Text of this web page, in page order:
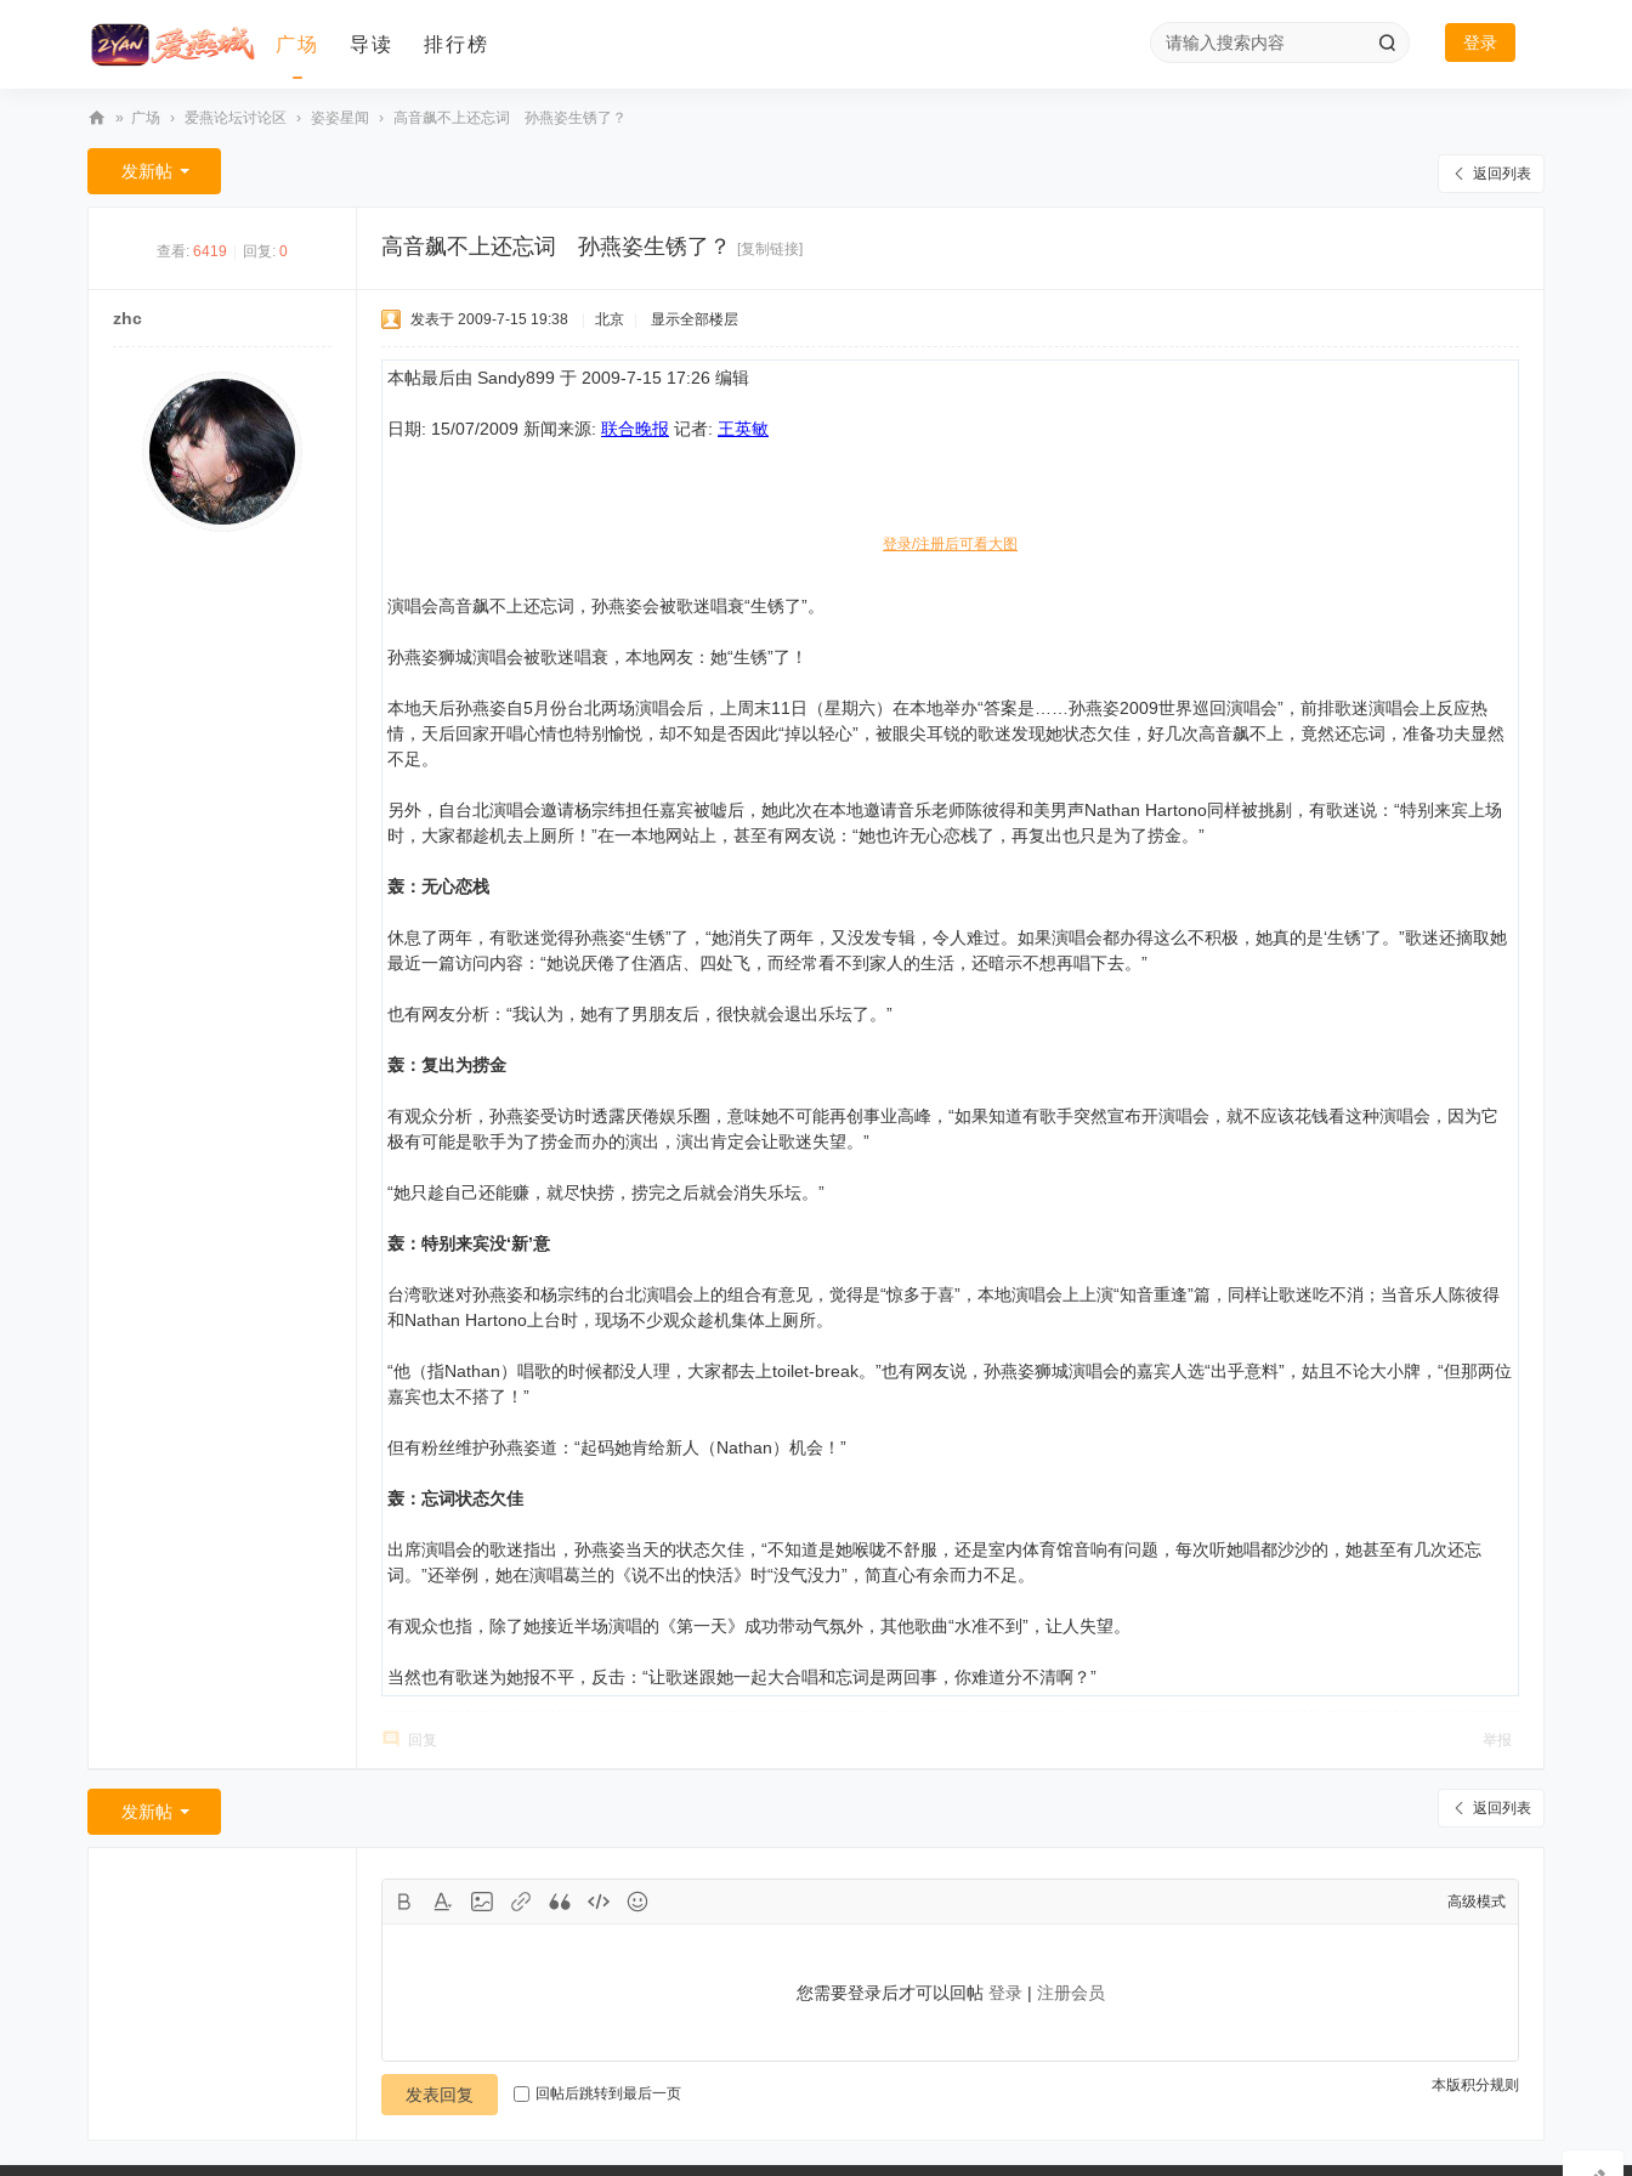
广场 导读 排行榜 登录
爱
燕
» 广场 › 爱燕论坛讨论区 › 姿姿星闻 › 高音飙不上还忘词 孙燕姿生锈了？
返回列表
发新帖
查看: 6419 回复: 0 高音飙不上还忘词 孙燕姿生锈了？ [复制链接]
zhc 发表于 2009-7-15 19:38 北京 显示全部楼层
本帖最后由 Sandy899 于 2009-7-15 17:26 编辑
日期: 15/07/2009 新闻来源: 联合晚报 记者: 王英敏
登录/注册后可看大图
演唱会高音飙不上还忘词，孙燕姿会被歌迷唱衰“生锈了”。
孙燕姿狮城演唱会被歌迷唱衰，本地网友：她“生锈”了！
本地天后孙燕姿自5月份台北两场演唱会后，上周末11日（星期六）在本地举办“答案是……孙燕姿2009世界巡回演唱会”，前排歌迷演唱会上反应热
情，天后回家开唱心情也特别愉悦，却不知是否因此“掉以轻心”，被眼尖耳锐的歌迷发现她状态欠佳，好几次高音飙不上，竟然还忘词，准备功夫显然
不足。
另外，自台北演唱会邀请杨宗纬担任嘉宾被嘘后，她此次在本地邀请音乐老师陈彼得和美男声Nathan Hartono同样被挑剔，有歌迷说：“特别来宾上场
时，大家都趁机去上厕所！”在一本地网站上，甚至有网友说：“她也许无心恋栈了，再复出也只是为了捞金。”
轰：无心恋栈
休息了两年，有歌迷觉得孙燕姿“生锈”了，“她消失了两年，又没发专辑，令人难过。如果演唱会都办得这么不积极，她真的是‘生锈’了。”歌迷还摘取她
最近一篇访问内容：“她说厌倦了住酒店、四处飞，而经常看不到家人的生活，还暗示不想再唱下去。”
也有网友分析：“我认为，她有了男朋友后，很快就会退出乐坛了。”
轰：复出为捞金
有观众分析，孙燕姿受访时透露厌倦娱乐圈，意味她不可能再创事业高峰，“如果知道有歌手突然宣布开演唱会，就不应该花钱看这种演唱会，因为它
极有可能是歌手为了捞金而办的演出，演出肯定会让歌迷失望。”
“她只趁自己还能赚，就尽快捞，捞完之后就会消失乐坛。”
轰：特别来宾没‘新’意
台湾歌迷对孙燕姿和杨宗纬的台北演唱会上的组合有意见，觉得是“惊多于喜”，本地演唱会上上演“知音重逢”篇，同样让歌迷吃不消；当音乐人陈彼得
和Nathan Hartono上台时，现场不少观众趁机集体上厕所。
“他（指Nathan）唱歌的时候都没人理，大家都去上toilet-break。”也有网友说，孙燕姿狮城演唱会的嘉宾人选“出乎意料”，姑且不论大小牌，“但那两位
嘉宾也太不搭了！”
但有粉丝维护孙燕姿道：“起码她肯给新人（Nathan）机会！”
轰：忘词状态欠佳
出席演唱会的歌迷指出，孙燕姿当天的状态欠佳，“不知道是她喉咙不舒服，还是室内体育馆音响有问题，每次听她唱都沙沙的，她甚至有几次还忘
词。”还举例，她在演唱葛兰的《说不出的快活》时“没气没力”，简直心有余而力不足。
有观众也指，除了她接近半场演唱的《第一天》成功带动气氛外，其他歌曲“水准不到”，让人失望。
当然也有歌迷为她报不平，反击：“让歌迷跟她一起大合唱和忘词是两回事，你难道分不清啊？”
回复 举报
返回列表
发新帖
高级模式
您需要登录后才可以回帖 登录| 注册会员
本版积分规则
发表回复 回帖后跳转到最后一页